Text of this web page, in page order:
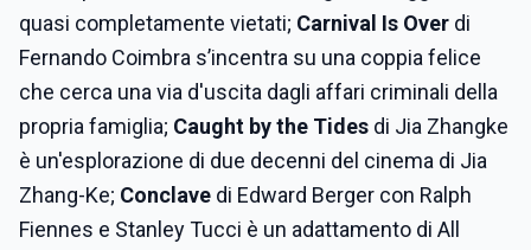
quasi completamente vietati; Carnival Is Over di
Fernando Coimbra s’incentra su una coppia felice
che cerca una via d'uscita dagli affari criminali della
propria famiglia; Caught by the Tides di Jia Zhangke
è un'esplorazione di due decenni del cinema di Jia
Zhang-Ke; Conclave di Edward Berger con Ralph
Fiennes e Stanley Tucci è un adattamento di All